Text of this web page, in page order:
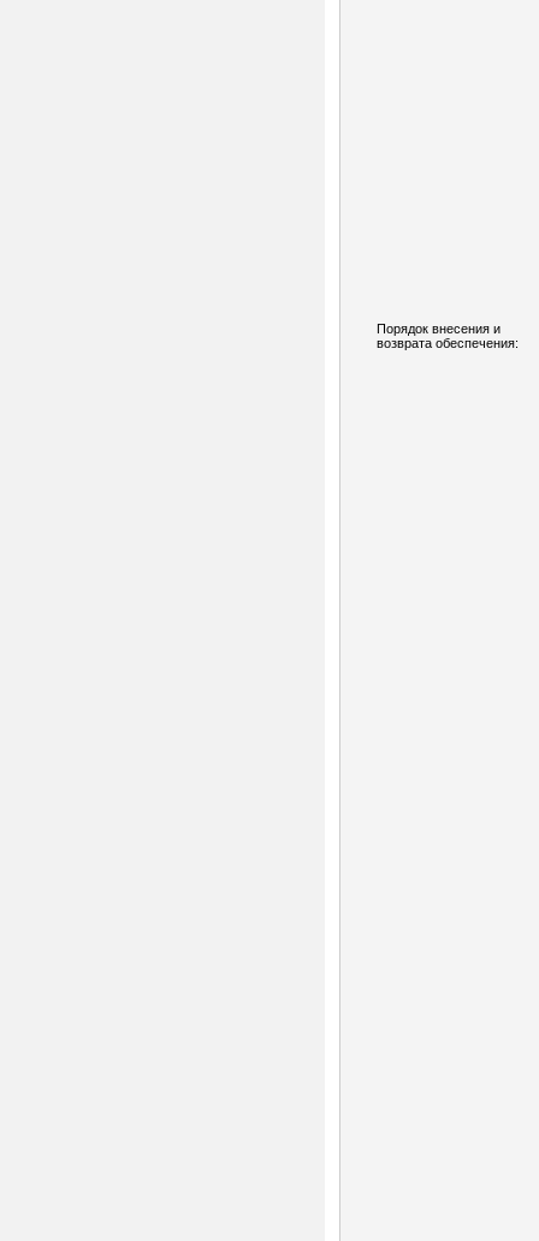
Порядок внесения и
возврата обеспечения: